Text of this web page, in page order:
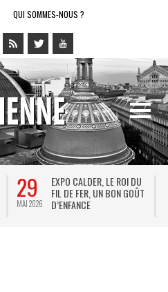
QUI SOMMES-NOUS ?
29
MAI 2026
EXPO CALDER, LE ROI DU
FIL DE FER, UN BON GOÛT
D’ENFANCE